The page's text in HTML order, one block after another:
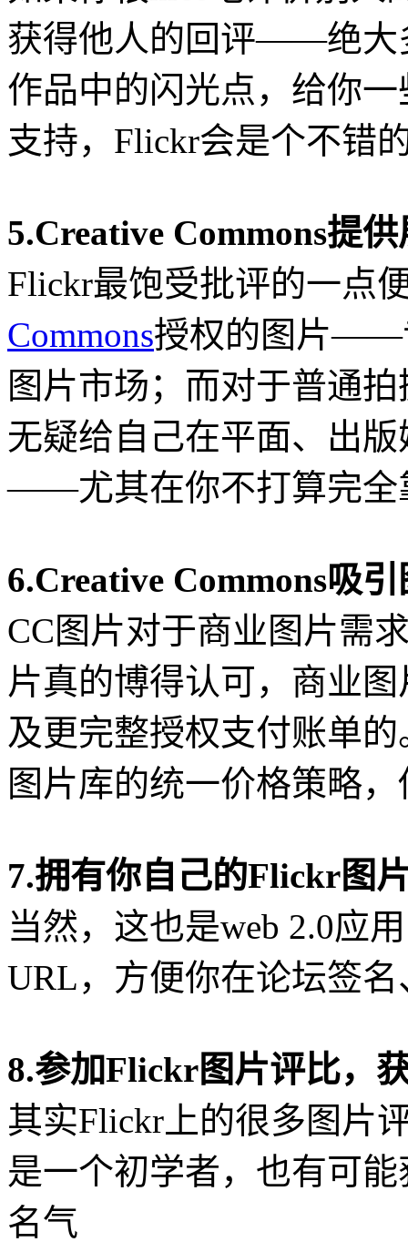
获得他人的回评——绝大
作品中的闪光点，给你
支持，Flickr会是个不错
5.Creative Commons提
Flickr最饱受批评的一点
Commons授权的图片——
图片市场；而对于普通
无疑给自己在平面、出
——尤其在你不打算完全
6.Creative Commons吸
CC图片对于商业图片需
片真的博得认可，商业
及更完整授权支付账单
图片库的统一价格策略
7.拥有你自己的Flickr图
当然，这也是web 2.0应
URL，方便你在论坛签
8.参加Flickr图片评比，
其实Flickr上的很多图片
是一个初学者，也有可
名气